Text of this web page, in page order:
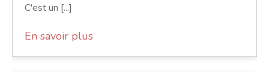
C'est un [...]
En savoir plus